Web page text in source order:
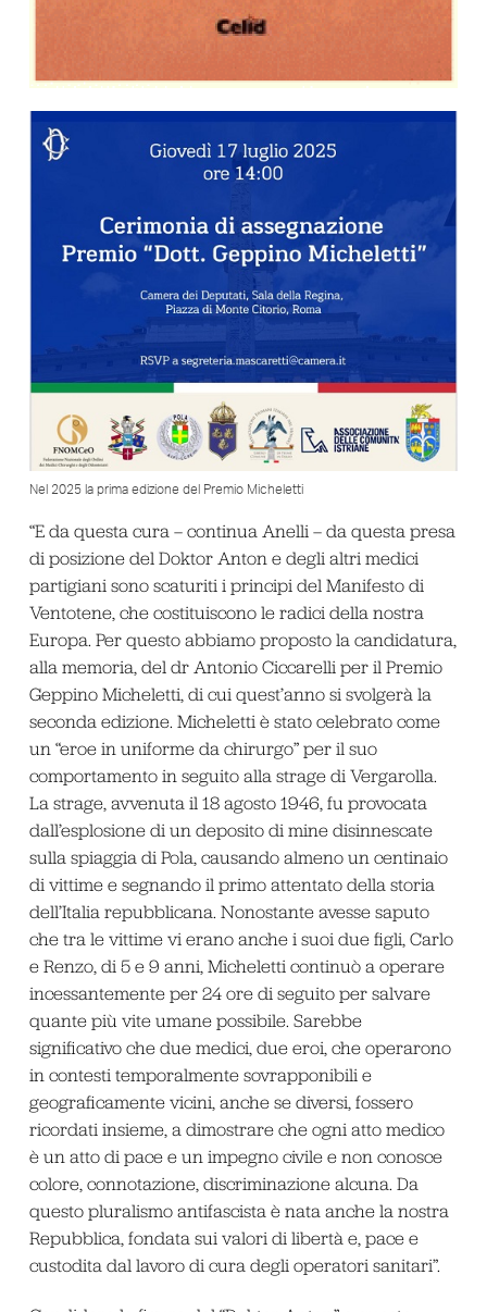
Nel 2025 la prima edizione del Premio Micheletti
“E da questa cura – continua Anelli – da questa presa
di posizione del Doktor Anton e degli altri medici
partigiani sono scaturiti i principi del Manifesto di
Ventotene, che costituiscono le radici della nostra
Europa. Per questo abbiamo proposto la candidatura,
alla memoria, del dr Antonio Ciccarelli per il Premio
Geppino Micheletti, di cui quest’anno si svolgerà la
seconda edizione. Micheletti è stato celebrato come
un “eroe in uniforme da chirurgo” per il suo
comportamento in seguito alla strage di Vergarolla.
La strage, avvenuta il 18 agosto 1946, fu provocata
dall’esplosione di un deposito di mine disinnescate
sulla spiaggia di Pola, causando almeno un centinaio
di vittime e segnando il primo attentato della storia
dell’Italia repubblicana. Nonostante avesse saputo
che tra le vittime vi erano anche i suoi due figli, Carlo
e Renzo, di 5 e 9 anni, Micheletti continuò a operare
incessantemente per 24 ore di seguito per salvare
quante più vite umane possibile. Sarebbe
significativo che due medici, due eroi, che operarono
in contesti temporalmente sovrapponibili e
geograficamente vicini, anche se diversi, fossero
ricordati insieme, a dimostrare che ogni atto medico
è un atto di pace e un impegno civile e non conosce
colore, connotazione, discriminazione alcuna. Da
questo pluralismo antifascista è nata anche la nostra
Repubblica, fondata sui valori di libertà e, pace e
custodita dal lavoro di cura degli operatori sanitari”.